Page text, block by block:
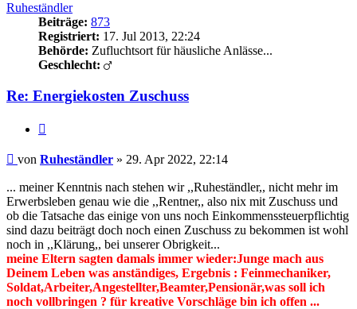
Ruheständler
Beiträge: 873
Registriert: 17. Jul 2013, 22:24
Behörde: Zufluchtsort für häusliche Anlässe...
Geschlecht:
Re: Energiekosten Zuschuss
Beitrag
von Ruheständler » 29. Apr 2022, 22:14
... meiner Kenntnis nach stehen wir ,,Ruheständler,, nicht mehr im
Erwerbsleben genau wie die ,,Rentner,, also nix mit Zuschuss und
ob die Tatsache das einige von uns noch Einkommenssteuerpflichtig
sind dazu beiträgt doch noch einen Zuschuss zu bekommen ist wohl
noch in ,,Klärung,, bei unserer Obrigkeit...
meine Eltern sagten damals immer wieder:Junge mach aus
Deinem Leben was anständiges, Ergebnis : Feinmechaniker,
Soldat,Arbeiter,Angestellter,Beamter,Pensionär,was soll ich
noch vollbringen ? für kreative Vorschläge bin ich offen ...